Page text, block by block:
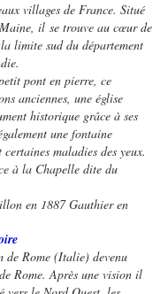
villages de France. Situé
il se trouve au cœur de
limite sud du département
pont en pierre, ce
anciennes, une église
historique grâce à ses
une fontaine
maladies des yeux.
à la Chapelle dite du
en 1887 Gauthier en
de Rome (Italie) devenu
Rome. Après une vision il